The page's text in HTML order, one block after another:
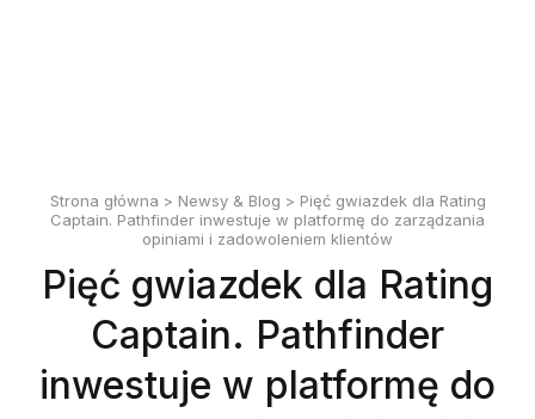
Strona główna > Newsy & Blog > Pięć gwiazdek dla Rating
Captain. Pathfinder inwestuje w platformę do zarządzania
opiniami i zadowoleniem klientów
Pięć gwiazdek dla Rating
Captain. Pathfinder
inwestuje w platformę do